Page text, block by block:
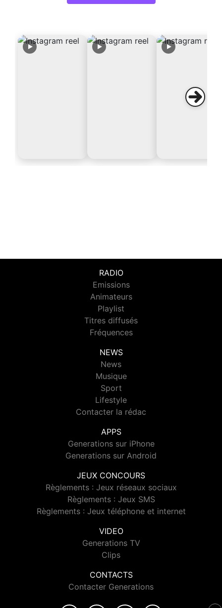
RADIO
Emissions
Animateurs
Playlist
Titres diffusés
Fréquences
NEWS
News
Musique
Sport
Lifestyle
Contacter la rédac
APPS
Generations sur iPhone
Generations sur Android
JEUX CONCOURS
Règlements : Jeux réseaux sociaux
Règlements : Jeux SMS
Règlements : Jeux téléphone et internet
VIDEO
Generations TV
Clips
CONTACTS
Contacter Generations